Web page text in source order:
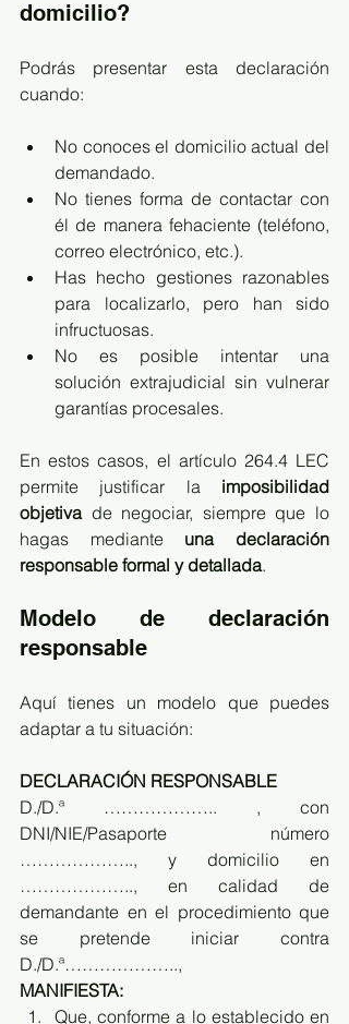
domicilio?
Podrás presentar esta declaración
cuando:
No conoces el domicilio actual del
demandado.
No tienes forma de contactar con
él de manera fehaciente (teléfono,
correo electrónico, etc.).
Has hecho gestiones razonables
para localizarlo, pero han sido
infructuosas.
No es posible intentar una
solución extrajudicial sin vulnerar
garantías procesales.
En estos casos, el artículo 264.4 LEC
permite justificar la imposibilidad
objetiva de negociar, siempre que lo
hagas mediante una declaración
responsable formal y detallada.
Modelo de declaración
responsable
Aquí tienes un modelo que puedes
adaptar a tu situación:
DECLARACIÓN RESPONSABLE
D./D.ª ……………….. , con
DNI/NIE/Pasaporte número
……………….., y domicilio en
……………….., en calidad de
demandante en el procedimiento que
se pretende iniciar contra
D./D.ª………………..,
MANIFIESTA:
Que, conforme a lo establecido en